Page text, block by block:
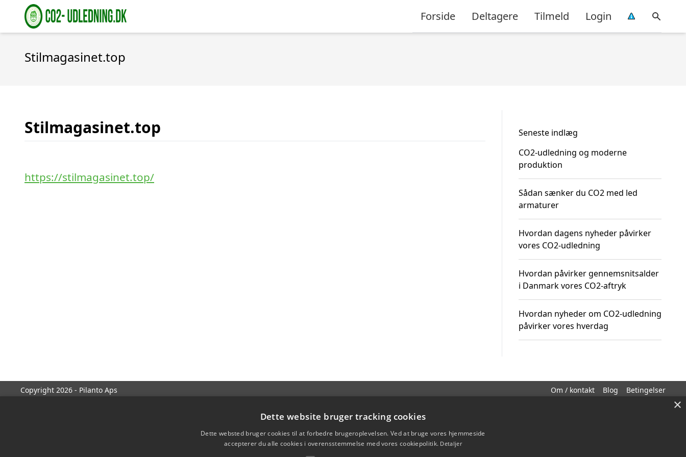
Forside Deltagere Tilmeld Login
Stilmagasinet.top
Stilmagasinet.top
https://stilmagasinet.top/
Seneste indlæg
CO2-udledning og moderne
produktion
Sådan sænker du CO2 med led
armaturer
Hvordan dagens nyheder påvirker
vores CO2-udledning
Hvordan påvirker gennemsnitsalder
i Danmark vores CO2-aftryk
Hvordan nyheder om CO2-udledning
påvirker vores hverdag
Copyright 2026 - Pilanto Aps Om / kontakt Blog Betingelser
×
Dette website bruger tracking cookies
Dette websted bruger cookies til at forbedre brugeroplevelsen. Ved at bruge vores hjemmeside
accepterer du alle cookies i overensstemmelse med vores cookiepolitik. Detaljer